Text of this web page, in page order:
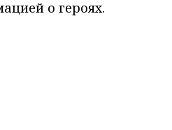
о героях.